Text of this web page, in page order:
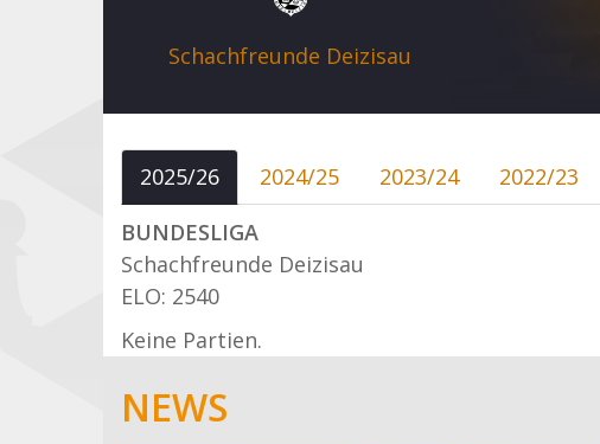
Schachfreunde Deizisau
2025/26 2024/25 2023/24 2022/23
BUNDESLIGA
Schachfreunde Deizisau
ELO: 2540
Keine Partien.
NEWS